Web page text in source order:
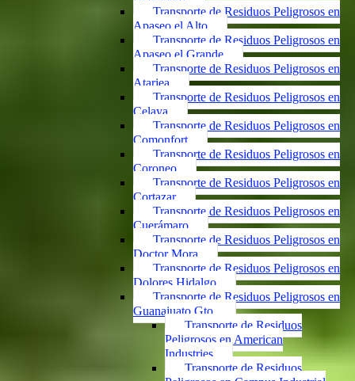
Transporte de Residuos Peligrosos en
Apaseo el Alto
Transporte de Residuos Peligrosos en
Apaseo el Grande
Transporte de Residuos Peligrosos en
Atarjea
Transporte de Residuos Peligrosos en
Celaya
Transporte de Residuos Peligrosos en
Comonfort
Transporte de Residuos Peligrosos en
Coroneo
Transporte de Residuos Peligrosos en
Cortazar
Transporte de Residuos Peligrosos en
Cuerámaro
Transporte de Residuos Peligrosos en
Doctor Mora
Transporte de Residuos Peligrosos en
Dolores Hidalgo
Transporte de Residuos Peligrosos en
Guanajuato Gto.
Transporte de Residuos
Peligrosos en American
Industries
Transporte de Residuos